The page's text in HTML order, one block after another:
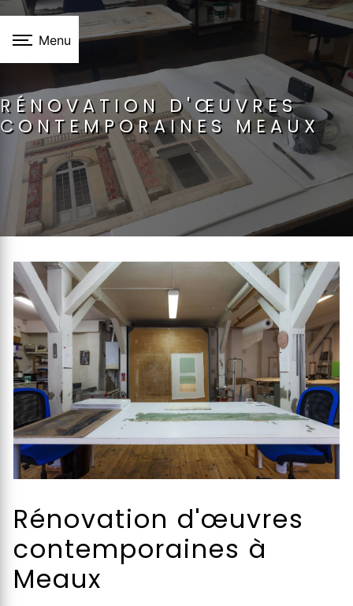
Menu
RÉNOVATION D'ŒUVRES
CONTEMPORAINES MEAUX
Rénovation d'œuvres
contemporaines à
Meaux
Panneau de gestion des cookies